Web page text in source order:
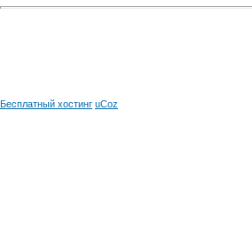
Бесплатный хостинг uCoz